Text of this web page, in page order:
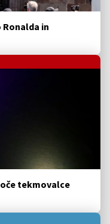
in
tekmovalce